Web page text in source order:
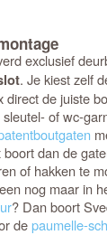
exclusief
. Je kiest zelf
direct de juiste
of wc-
dan de
of hakken te
nog maar in
? Dan boort
depaumelle-